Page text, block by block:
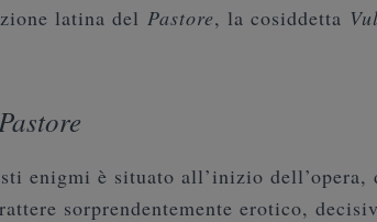
latina del Pastore, la cosiddetta
enigmi è situato all’inizio dell’opera,
sorprendentemente erotico,